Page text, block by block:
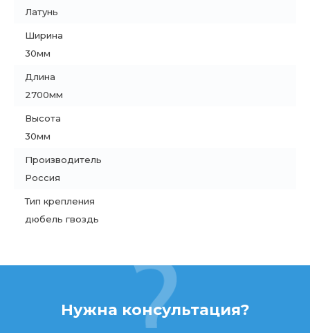
Латунь
Ширина
30мм
Длина
2700мм
Высота
30мм
Производитель
Россия
Тип крепления
дюбель гвоздь
Нужна консультация?